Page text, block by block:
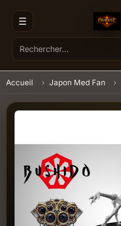
Accueil Japon Med Fan